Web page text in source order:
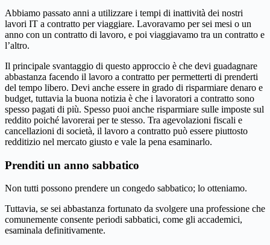
Abbiamo passato anni a utilizzare i tempi di inattività dei nostri
lavori IT a contratto per viaggiare. Lavoravamo per sei mesi o un
anno con un contratto di lavoro, e poi viaggiavamo tra un contratto e
l’altro.
Il principale svantaggio di questo approccio è che devi guadagnare
abbastanza facendo il lavoro a contratto per permetterti di prenderti
del tempo libero. Devi anche essere in grado di risparmiare denaro e
budget, tuttavia la buona notizia è che i lavoratori a contratto sono
spesso pagati di più. Spesso puoi anche risparmiare sulle imposte sul
reddito poiché lavorerai per te stesso. Tra agevolazioni fiscali e
cancellazioni di società, il lavoro a contratto può essere piuttosto
redditizio nel mercato giusto e vale la pena esaminarlo.
Prenditi un anno sabbatico
Non tutti possono prendere un congedo sabbatico; lo otteniamo.
Tuttavia, se sei abbastanza fortunato da svolgere una professione che
comunemente consente periodi sabbatici, come gli accademici,
esaminala definitivamente.